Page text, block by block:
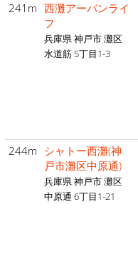
241m 西灘アーバンライ
フ
兵庫県 神戸市 灘区
水道筋 5丁目1-3
244m シャトー西灘(神
戸市灘区中原通)
兵庫県 神戸市 灘区
中原通 6丁目1-21